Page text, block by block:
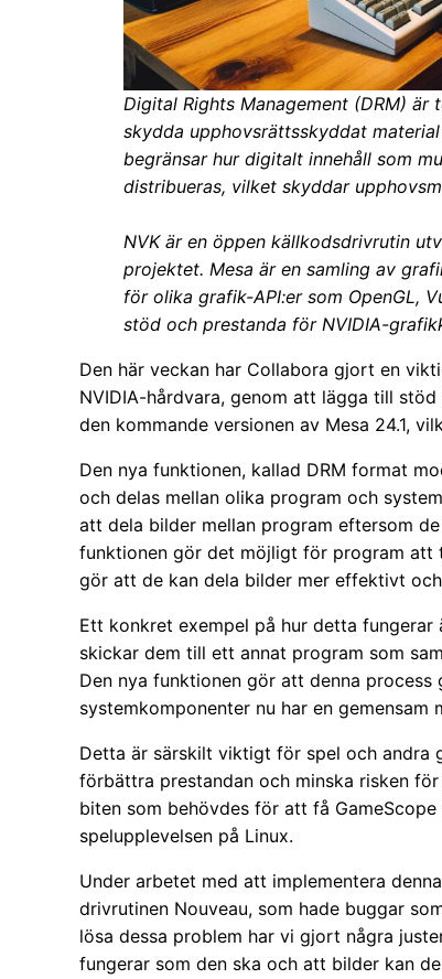
Digital Rights Management (DRM)
skydda upphovsrättsskyddat
begränsar hur digitalt innehåll som
distribueras, vilket skyddar
NVK är en öppen källkodsdrivrutin
projektet. Mesa är en samling av
för olika grafik-API:er som OpenGL,
stöd och prestanda för NVIDIA-
Den här veckan har Collabora gjort en
NVIDIA-hårdvara, genom att lägga till
den kommande versionen av Mesa 24.1,
Den nya funktionen, kallad DRM format
och delas mellan olika program och
att dela bilder mellan program eftersom
funktionen gör det möjligt för program att
gör att de kan dela bilder mer effektivt
Ett konkret exempel på hur detta
skickar dem till ett annat program som
Den nya funktionen gör att denna
systemkomponenter nu har en
Detta är särskilt viktigt för spel och andra
förbättra prestandan och minska risken
biten som behövdes för att få
spelupplevelsen på Linux.
Under arbetet med att implementera
drivrutinen Nouveau, som hade buggar
lösa dessa problem har vi gjort några
fungerar som den ska och att bilder kan